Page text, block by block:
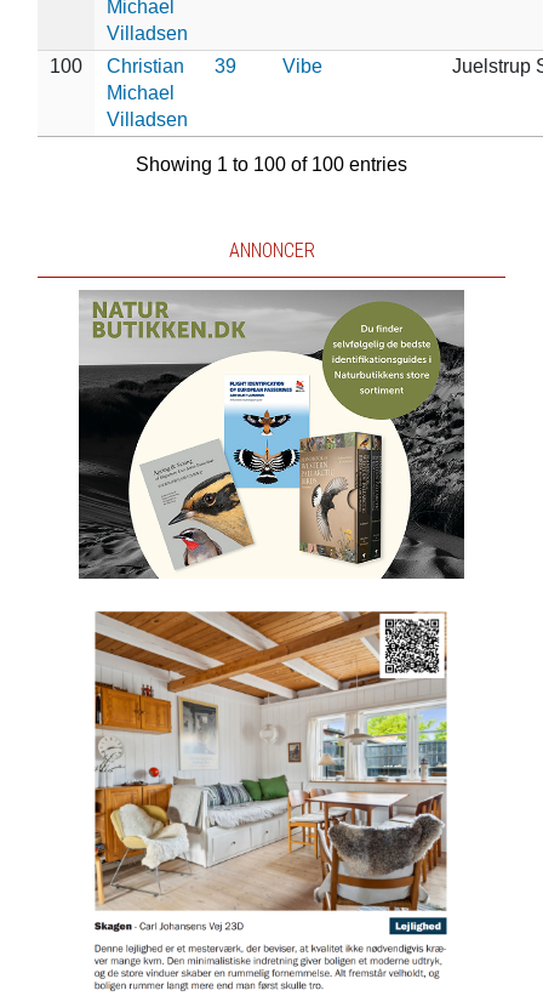
Michael
Villadsen
100
Christian
Michael
Villadsen
39 Vibe Juelstrup
Showing 1 to 100 of 100 entries
ANNONCER